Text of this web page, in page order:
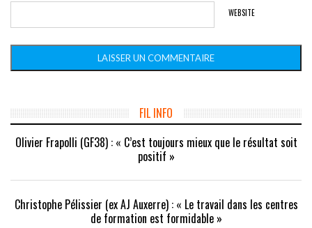
WEBSITE
FIL INFO
Olivier Frapolli (GF38) : « C’est toujours mieux que le résultat soit
positif »
Christophe Pélissier (ex AJ Auxerre) : « Le travail dans les centres
de formation est formidable »